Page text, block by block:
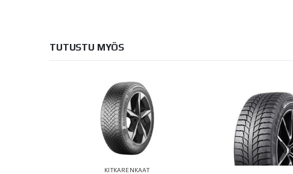
TUTUSTU MYÖS
KITKARENKAAT